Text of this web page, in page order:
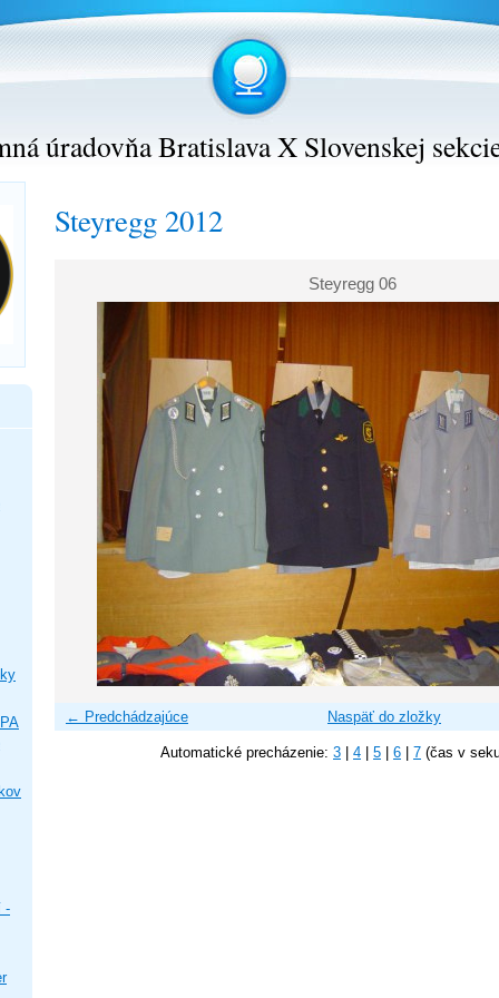
úradovňa Bratislava X Slovenskej
Steyregg 2012
Steyregg 06
← Predchádzajúce Naspäť do zložky
Automatické precházenie: 3 4 5 6 7 (čas v
-